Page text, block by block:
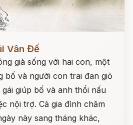
Vân Đế
già sống với hai con, một
bố và người con trai đan giỏ
giúp bố và anh thổi nấu
nội trợ. Cả gia đình chăm
này sang tháng khác,